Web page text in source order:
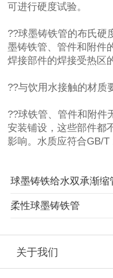
可进行硬度试验。
??球墨铸铁管的布氏硬
墨铸铁管、管件和附件
焊接部件的焊接受热区
??与饮用水接触的材质
??球铁管、管件和附件
安装铺设，这些部件都
影响。水质应符合GB/T
球墨铸铁给水双承渐缩
柔性球墨铸铁管
关于我们